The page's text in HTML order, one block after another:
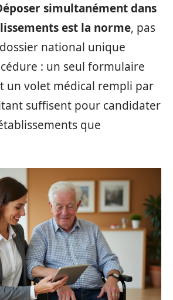
simultanément dans
est la norme, pas
dossier national unique
: un seul formulaire
un volet médical rempli par
suffisent pour candidater
que